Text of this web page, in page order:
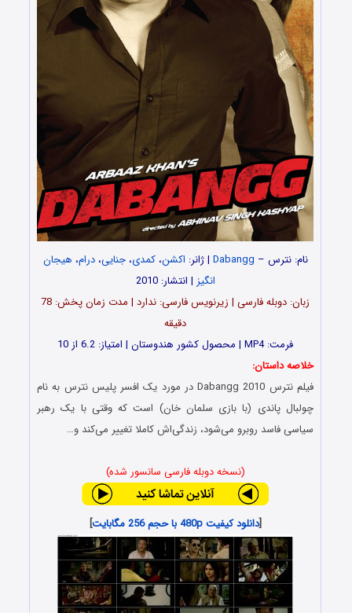
نام: نترس – Dabangg | ژانر: اکشن،کمدی،جنایی،درام، هیجان
انگیز | انتشار: 2010
زبان: دوبله فارسی | زیرنویس فارسی: ندارد | مدت زمان پخش: 78
دقیقه
فرمت: MP4 | محصول کشور هندوستان | امتیاز: 6.2 از 10
خلاصه داستان:
فیلم نترس Dabangg 2010 در مورد یک افسر پلیس نترس به نام
چولبال پاندی (با بازی سلمان خان) است که وقتی با یک رهبر
سیاسی فاسد روبرو می‌شود، زندگی‌اش کاملا تغییر می‌کند و…
(نسخه دوبله فارسی سانسور شده)
[دانلود کیفیت 480p با حجم 256 مگابایت ]